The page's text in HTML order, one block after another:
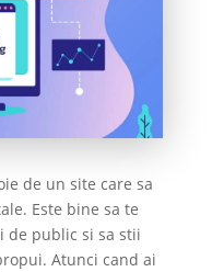
de un site care sa
Este bine sa te
de public si sa stii
Atunci cand ai